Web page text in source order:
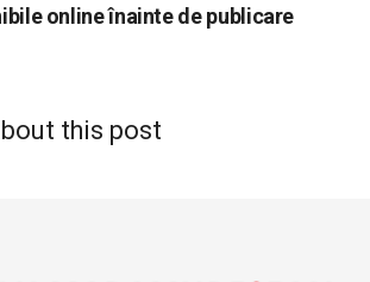
online înainte de publicare
this post